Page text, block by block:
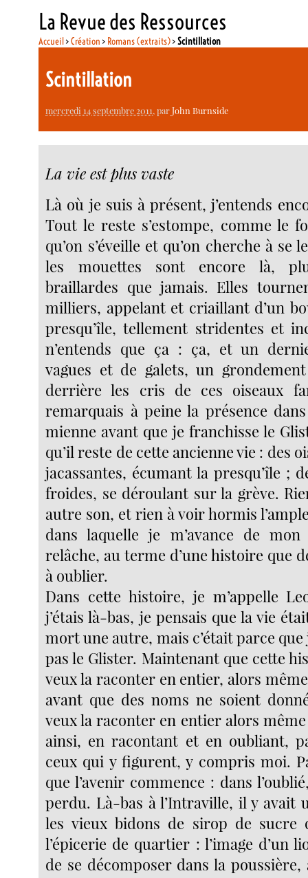
La Revue des Ressources
Accueil>Création > Romans (extraits)>Scintillation
Scintillation
mercredi 14 septembre 2011, parJohn Burnside
La vie est plus vaste
Là où je suis à présent, j’entends
Tout le reste s’estompe, comme le
qu’on s’éveille et qu’on cherche à se
les mouettes sont encore là,
braillardes que jamais. Elles
milliers, appelant et criaillant d’un
presqu’île, tellement stridentes et
n’entends que ça : ça, et un
vagues et de galets, un
derrière les cris de ces oiseaux
remarquais à peine la présence
mienne avant que je franchisse le
qu’il reste de cette ancienne vie : des
jacassantes, écumant la presqu’île ;
froides, se déroulant sur la grève.
autre son, et rien à voir hormis
dans laquelle je m’avance de
relâche, au terme d’une histoire que
à oublier.
Dans cette histoire, je m’appelle
j’étais là-bas, je pensais que la vie
mort une autre, mais c’était parce que
pas le Glister. Maintenant que cette
veux la raconter en entier, alors
avant que des noms ne soient
veux la raconter en entier alors même
ainsi, en racontant et en oubliant,
ceux qui y figurent, y compris moi.
que l’avenir commence : dans
perdu. Là-bas à l’Intraville, il y avait
les vieux bidons de sirop de sucre
l’épicerie de quartier : l’image d’un
de se décomposer dans la poussière,